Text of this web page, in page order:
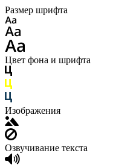
Размер шрифта
Цвет фона и шрифта
Изображения
Озвучивание текста